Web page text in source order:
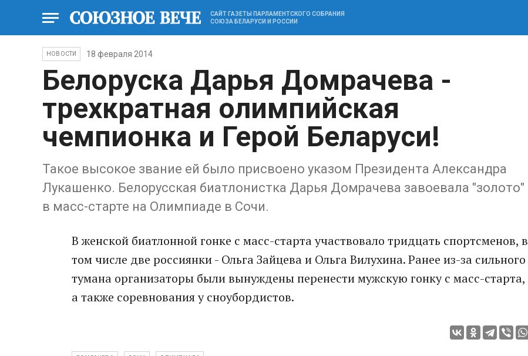
САЙТ ГАЗЕТЫ ПАРЛАМЕНТСКОГО СОБРАНИЯ
СОЮЗА БЕЛАРУСИ И РОССИИ
НОВОСТИ 18 февраля 2014
Белоруска Дарья Домрачева -
трехкратная олимпийская
чемпионка и Герой Беларуси!
Такое высокое звание ей было присвоено указом Президента Александра
Лукашенко. Белорусская биатлонистка Дарья Домрачева завоевала "золото"
в масс-старте на Олимпиаде в Сочи.
В женской биатлонной гонке с масс-старта участвовало тридцать спортсменов, в
том числе две россиянки - Ольга Зайцева и Ольга Вилухина. Ранее из-за сильного
тумана организаторы были вынуждены перенести мужскую гонку с масс-старта,
а также соревнования у сноубордистов.